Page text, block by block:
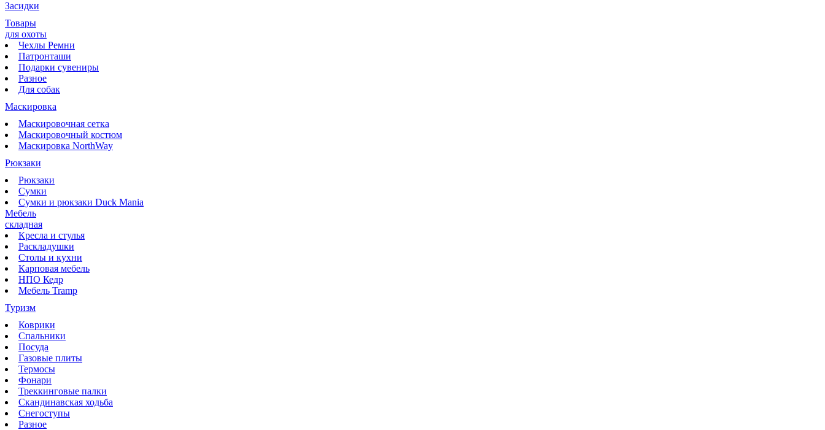
Засидки
Товары
для охоты
Чехлы Ремни
Патронташи
Подарки сувениры
Разное
Для собак
Маскировка
Маскировочная сетка
Маскировочный костюм
Маскировка NorthWay
Рюкзаки
Рюкзаки
Сумки
Сумки и рюкзаки Duck Mania
Мебель
складная
Кресла и стулья
Раскладушки
Столы и кухни
Карповая мебель
НПО Кедр
Мебель Tramp
Туризм
Коврики
Спальники
Посуда
Газовые плиты
Термосы
Фонари
Треккинговые палки
Скандинавская ходьба
Снегоступы
Разное